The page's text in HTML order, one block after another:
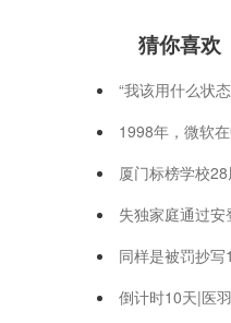
猜你喜欢
“我该用什么状
1998年，微软
厦门标榜学校
失独家庭通过安
同样是被罚抄写
倒计时10天|医